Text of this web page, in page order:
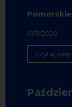
01/11/2026
czytaj